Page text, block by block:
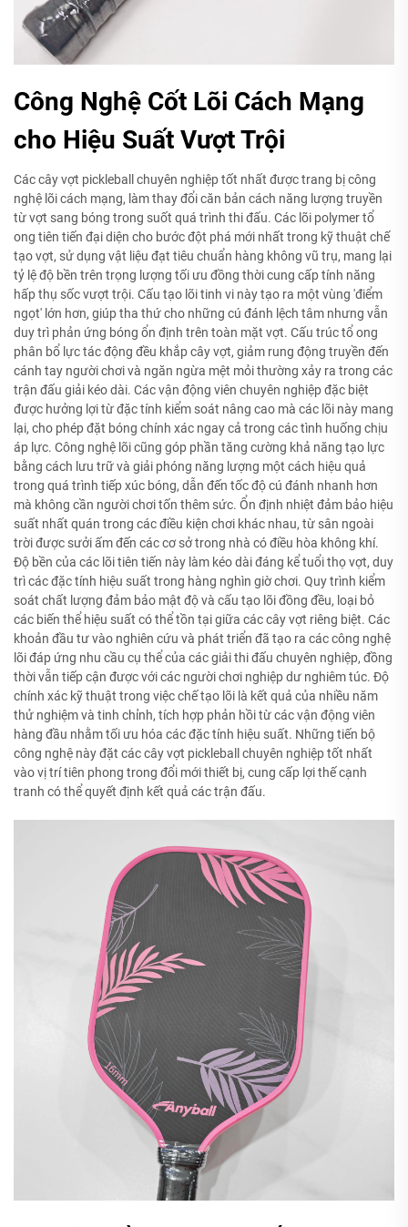
Công Nghệ Cốt Lõi Cách Mạng
cho Hiệu Suất Vượt Trội
Các cây vợt pickleball chuyên nghiệp tốt nhất được trang bị công
nghệ lõi cách mạng, làm thay đổi căn bản cách năng lượng truyền
từ vợt sang bóng trong suốt quá trình thi đấu. Các lõi polymer tổ
ong tiên tiến đại diện cho bước đột phá mới nhất trong kỹ thuật chế
tạo vợt, sử dụng vật liệu đạt tiêu chuẩn hàng không vũ trụ, mang lại
tỷ lệ độ bền trên trọng lượng tối ưu đồng thời cung cấp tính năng
hấp thụ sốc vượt trội. Cấu tạo lõi tinh vi này tạo ra một vùng 'điểm
ngọt' lớn hơn, giúp tha thứ cho những cú đánh lệch tâm nhưng vẫn
duy trì phản ứng bóng ổn định trên toàn mặt vợt. Cấu trúc tổ ong
phân bổ lực tác động đều khắp cây vợt, giảm rung động truyền đến
cánh tay người chơi và ngăn ngừa mệt mỏi thường xảy ra trong các
trận đấu giải kéo dài. Các vận động viên chuyên nghiệp đặc biệt
được hưởng lợi từ đặc tính kiểm soát nâng cao mà các lõi này mang
lại, cho phép đặt bóng chính xác ngay cả trong các tình huống chịu
áp lực. Công nghệ lõi cũng góp phần tăng cường khả năng tạo lực
bằng cách lưu trữ và giải phóng năng lượng một cách hiệu quả
trong quá trình tiếp xúc bóng, dẫn đến tốc độ cú đánh nhanh hơn
mà không cần người chơi tốn thêm sức. Ổn định nhiệt đảm bảo hiệu
suất nhất quán trong các điều kiện chơi khác nhau, từ sân ngoài
trời được sưởi ấm đến các cơ sở trong nhà có điều hòa không khí.
Độ bền của các lõi tiên tiến này làm kéo dài đáng kể tuổi thọ vợt, duy
trì các đặc tính hiệu suất trong hàng nghìn giờ chơi. Quy trình kiểm
soát chất lượng đảm bảo mật độ và cấu tạo lõi đồng đều, loại bỏ
các biến thể hiệu suất có thể tồn tại giữa các cây vợt riêng biệt. Các
khoản đầu tư vào nghiên cứu và phát triển đã tạo ra các công nghệ
lõi đáp ứng nhu cầu cụ thể của các giải thi đấu chuyên nghiệp, đồng
thời vẫn tiếp cận được với các người chơi nghiệp dư nghiêm túc. Độ
chính xác kỹ thuật trong việc chế tạo lõi là kết quả của nhiều năm
thử nghiệm và tinh chỉnh, tích hợp phản hồi từ các vận động viên
hàng đầu nhằm tối ưu hóa các đặc tính hiệu suất. Những tiến bộ
công nghệ này đặt các cây vợt pickleball chuyên nghiệp tốt nhất
vào vị trí tiên phong trong đổi mới thiết bị, cung cấp lợi thế cạnh
tranh có thể quyết định kết quả các trận đấu.